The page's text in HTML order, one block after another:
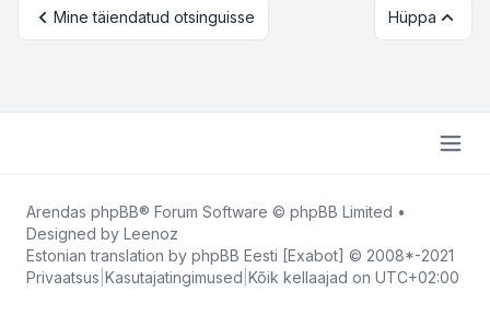
Mine täiendatud otsinguisse Hüppa
Arendas phpBB® Forum Software © phpBB Limited •
Designed by Leenoz
Estonian translation by phpBB Eesti [Exabot] © 2008*-2021
Privaatsus Kasutajatingimused Kõik kellaajad on UTC+02:00